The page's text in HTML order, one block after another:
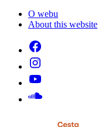
O webu
About this website